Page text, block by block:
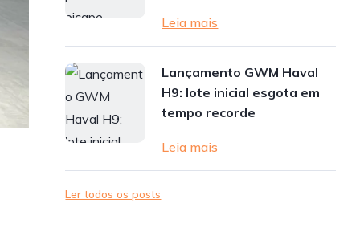
Leia mais
Lançamento GWM Haval
H9: lote inicial esgota em
tempo recorde
Leia mais
Ler todos os posts